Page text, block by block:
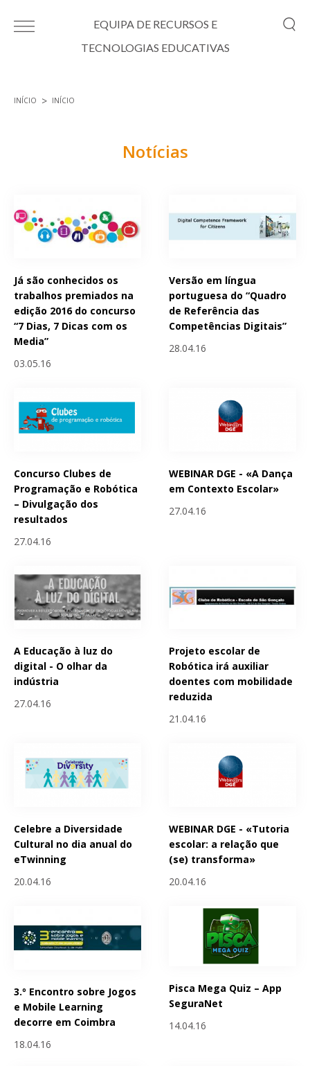
EQUIPA DE RECURSOS E
TECNOLOGIAS EDUCATIVAS
INÍCIO INÍCIO
Notícias
Já são conhecidos os
trabalhos premiados na
edição 2016 do concurso
“7 Dias, 7 Dicas com os
Media”
03.05.16
Versão em língua
portuguesa do “Quadro
de Referência das
Competências Digitais”
28.04.16
Concurso Clubes de
Programação e Robótica
– Divulgação dos
resultados
27.04.16
WEBINAR DGE - «A Dança
em Contexto Escolar»
27.04.16
A Educação à luz do
digital - O olhar da
indústria
27.04.16
Projeto escolar de
Robótica irá auxiliar
doentes com mobilidade
reduzida
21.04.16
Celebre a Diversidade
Cultural no dia anual do
eTwinning
20.04.16
WEBINAR DGE - «Tutoria
escolar: a relação que
(se) transforma»
20.04.16
3.º Encontro sobre Jogos
e Mobile Learning
decorre em Coimbra
18.04.16
Pisca Mega Quiz – App
SeguraNet
14.04.16
Páginas